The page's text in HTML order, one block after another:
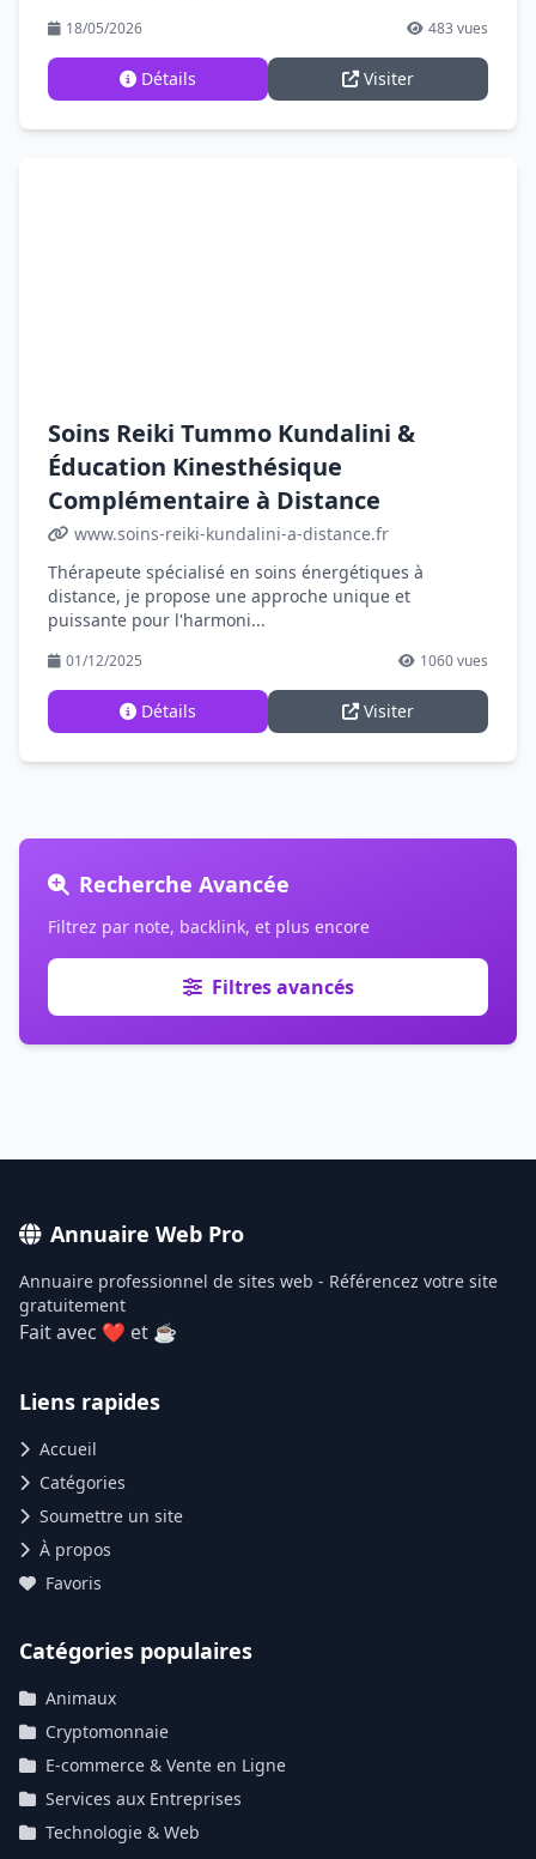
Recherche Avancée
Filtrez par note, backlink, et plus encore
Filtres avancés
18/05/2026 483 vues
Détails Visiter
Soins Reiki Tummo Kundalini &
Éducation Kinesthésique
Complémentaire à Distance
www.soins-reiki-kundalini-a-distance.fr
Thérapeute spécialisé en soins énergétiques à
distance, je propose une approche unique et
puissante pour l'harmoni...
01/12/2025 1060 vues
Détails Visiter
Annuaire Web Pro
Annuaire professionnel de sites web - Référencez votre site
gratuitement
Fait avec ❤ et ☕
Liens rapides
Accueil
Catégories
Soumettre un site
À propos
Favoris
Catégories populaires
Animaux
Cryptomonnaie
E-commerce & Vente en Ligne
Services aux Entreprises
Technologie & Web